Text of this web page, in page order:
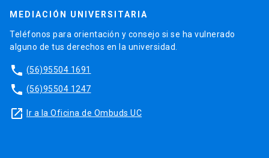
MEDIACIÓN UNIVERSITARIA
Teléfonos para orientación y consejo si se ha vulnerado
alguno de tus derechos en la universidad.
phone (56)95504 1691
phone (56)95504 1247
launch Ir a la Oficina de Ombuds UC